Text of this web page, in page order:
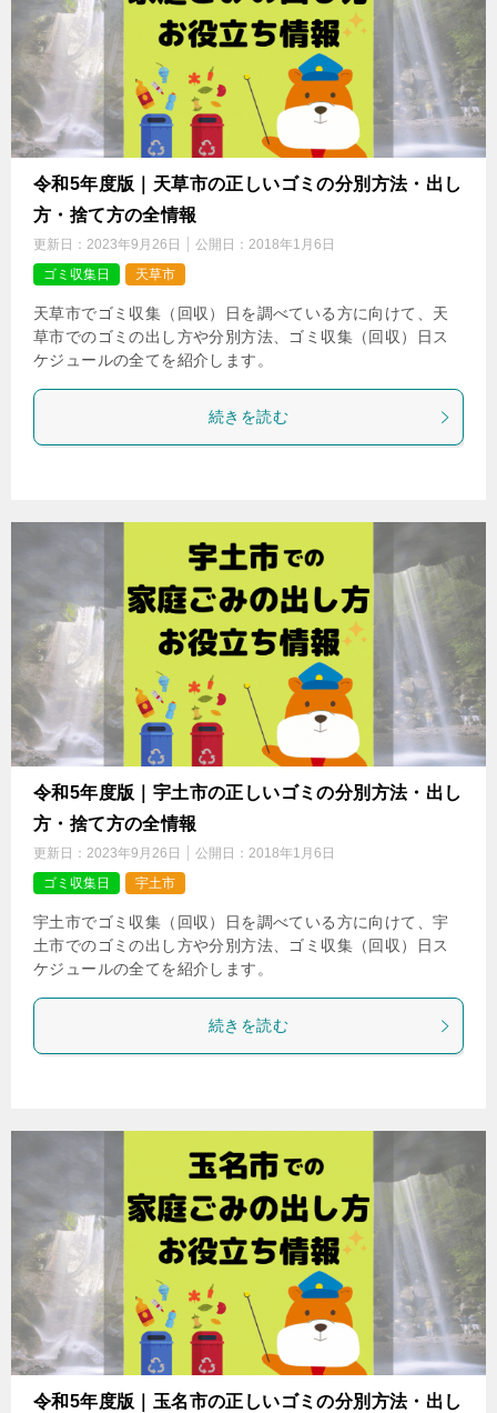
令和5年度版｜天草市の正しいゴミの分別方法・出し
方・捨て方の全情報
更新日： 2023年9月26日 公開日： 2018年1月6日
ゴミ収集日
天草市
天草市でゴミ収集（回収）日を調べている方に向けて、天
草市でのゴミの出し方や分別方法、ゴミ収集（回収）日ス
ケジュールの全てを紹介します。
続きを読む
令和5年度版｜宇土市の正しいゴミの分別方法・出し
方・捨て方の全情報
更新日： 2023年9月26日 公開日： 2018年1月6日
ゴミ収集日
宇土市
宇土市でゴミ収集（回収）日を調べている方に向けて、宇
土市でのゴミの出し方や分別方法、ゴミ収集（回収）日ス
ケジュールの全てを紹介します。
続きを読む
令和5年度版｜玉名市の正しいゴミの分別方法・出し